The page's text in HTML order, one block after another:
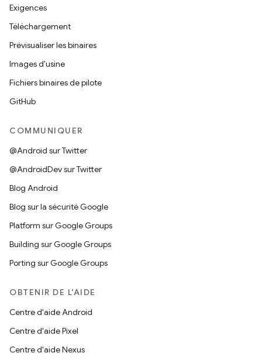
Exigences
Téléchargement
Prévisualiser les binaires
Images d'usine
Fichiers binaires de pilote
GitHub
COMMUNIQUER
@Android sur Twitter
@AndroidDev sur Twitter
Blog Android
Blog sur la sécurité Google
Platform sur Google Groups
Building sur Google Groups
Porting sur Google Groups
OBTENIR DE L'AIDE
Centre d'aide Android
Centre d'aide Pixel
Centre d'aide Nexus